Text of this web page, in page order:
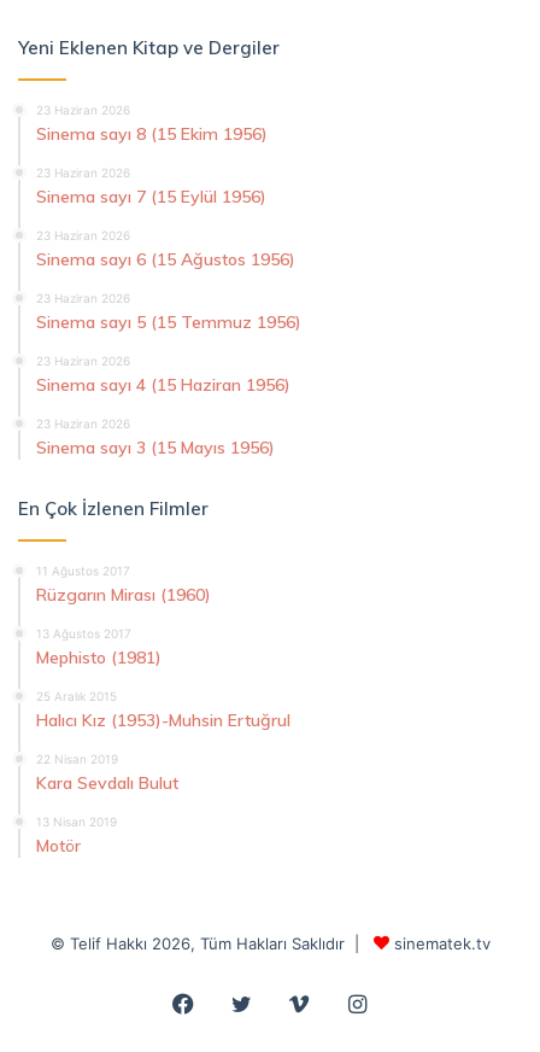
Yeni Eklenen Kitap ve Dergiler
23 Haziran 2026
Sinema sayı 8 (15 Ekim 1956)
23 Haziran 2026
Sinema sayı 7 (15 Eylül 1956)
23 Haziran 2026
Sinema sayı 6 (15 Ağustos 1956)
23 Haziran 2026
Sinema sayı 5 (15 Temmuz 1956)
23 Haziran 2026
Sinema sayı 4 (15 Haziran 1956)
23 Haziran 2026
Sinema sayı 3 (15 Mayıs 1956)
En Çok İzlenen Filmler
11 Ağustos 2017
Rüzgarın Mirası (1960)
13 Ağustos 2017
Mephisto (1981)
25 Aralık 2015
Halıcı Kız (1953)-Muhsin Ertuğrul
22 Nisan 2019
Kara Sevdalı Bulut
13 Nisan 2019
Motör
© Telif Hakkı 2026, Tüm Hakları Saklıdır | sinematek.tv
Facebook
Twitter VimeoInstagram